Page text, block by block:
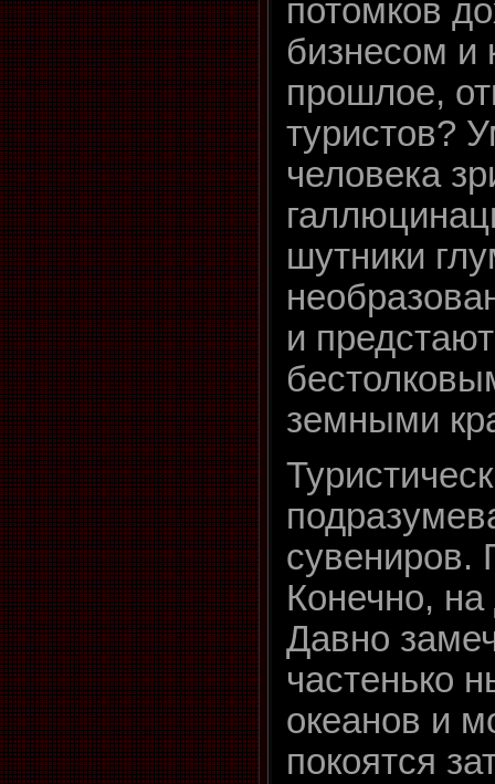
потомков
бизнесом и
прошлое,
туристов?
человека
шутники
и
земными
сувениров.
Конечно,
Давно
частенько
океанов и
покоятся